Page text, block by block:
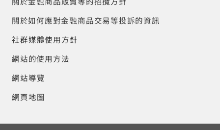
關於如何應對金融商品交易等投訴的資訊
社群媒體使用方針
網站的使用方法
網站導覽
網頁地圖